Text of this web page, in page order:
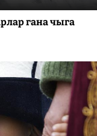
гана чыга